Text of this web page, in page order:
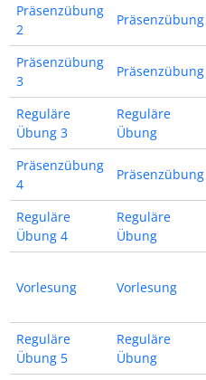
Präsenzübung
2
Präsenzübung
Präsenzübung
3
Präsenzübung
Reguläre
Übung 3
Reguläre
Übung
Präsenzübung
4
Präsenzübung
Reguläre
Übung 4
Reguläre
Übung
Vorlesung Vorlesung
Reguläre
Übung 5
Reguläre
Übung